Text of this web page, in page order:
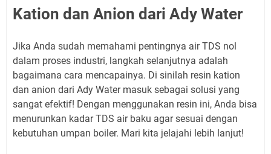
Kation dan Anion dari Ady Water
Jika Anda sudah memahami pentingnya air TDS nol
dalam proses industri, langkah selanjutnya adalah
bagaimana cara mencapainya. Di sinilah resin kation
dan anion dari Ady Water masuk sebagai solusi yang
sangat efektif! Dengan menggunakan resin ini, Anda bisa
menurunkan kadar TDS air baku agar sesuai dengan
kebutuhan umpan boiler. Mari kita jelajahi lebih lanjut!